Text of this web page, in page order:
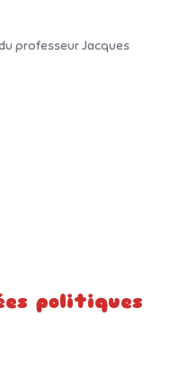
professeur Jacques
politiques